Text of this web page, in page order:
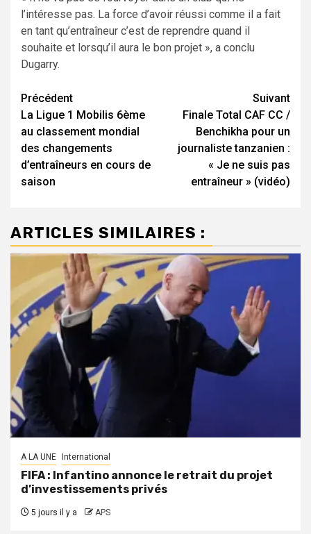
l’intéresse pas. La force d’avoir réussi comme il a fait
en tant qu’entraîneur c’est de reprendre quand il
souhaite et lorsqu’il aura le bon projet », a conclu
Dugarry.
Navigation
d’article
Précédent
La Ligue 1 Mobilis 6ème
au classement mondial
des changements
d’entraîneurs en cours de
saison
Suivant
Finale Total CAF CC /
Benchikha pour un
journaliste tanzanien :
« Je ne suis pas
entraîneur » (vidéo)
ARTICLES SIMILAIRES :
A LA UNE International
FIFA : Infantino annonce le retrait du projet
d’investissements privés
5 jours il y a APS